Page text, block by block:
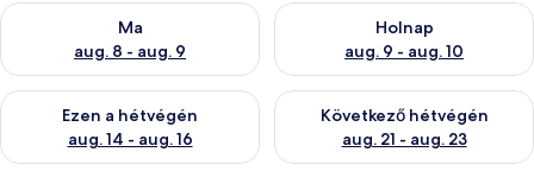
Ma
aug. 8 - aug. 9
A ma esti rendelkezésre állás ellenőrzése: aug. 8 - aug. 9
Holnap
aug. 9 - aug. 10
A holnapi rendelkezésre állás
Ezen a hétvégén
aug. 14 - aug. 16
A mostani hétvégi rendelkezésre állás ellenőrzése: aug. 14 -
Következő hétvégén
aug. 21 - aug. 23
A következő hétvégi